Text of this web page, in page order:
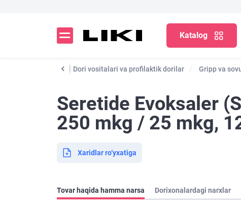
Katalog
Dori vositalari va profilaktik dorilar Gripp va
Seretide Evoksaler
250 mkg / 25 mkg,
Xaridlar ro‘yxatiga
Tovar haqida hamma narsa Dorixonalardagi narxlar